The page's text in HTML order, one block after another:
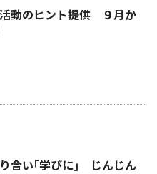
動のヒント提供 ９月か
合い｢学びに｣ じんじん